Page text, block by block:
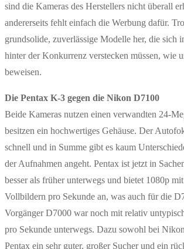
sind die Kameras des Herstellers nicht überall
andererseits fehlt einfach die Werbung dafür.
grundsolide, zuverlässige Modelle her, die sich
hinter der Konkurrenz verstecken müssen, wie
beweisen.
Die Pentax K-3 gegen die Nikon D7100
Beide Kameras nutzen einen verwandten 24-
besitzen ein hochwertiges Gehäuse. Der
schnell und in Summe gibt es kaum
der Aufnahmen angeht. Pentax ist jetzt in
besser als früher unterwegs und bietet 1080p
Vollbildern pro Sekunde an, was auch für die
Vorgänger D7000 war noch mit relativ
pro Sekunde unterwegs. Dazu sowohl bei
Pentax ein sehr guter, großer Sucher und ein